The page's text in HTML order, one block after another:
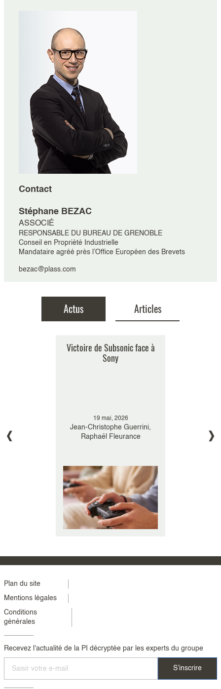
Contact
Stéphane BEZAC
ASSOCIÉ
RESPONSABLE DU BUREAU DE GRENOBLE
Conseil en Propriété Industrielle
Mandataire agréé près l’Office Européen des Brevets
bezac@plass.com
Actus Articles
Victoire de Subsonic face à
Sony
19 mai, 2026
Jean-Christophe Guerrini,
Raphaël Fleurance
Menu
footer
colonne
2
Plan du site
Mentions légales
Conditions
générales
Recevez l'actualité de la PI décryptée par les experts du groupe